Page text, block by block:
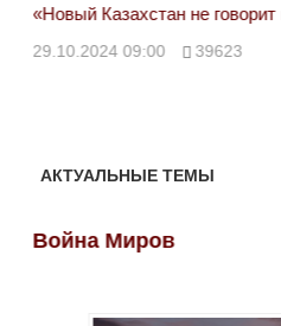
«Новый Казахстан не
29.10.2024 09:00 39623
АКТУАЛЬНЫЕ ТЕМЫ
Война Миров